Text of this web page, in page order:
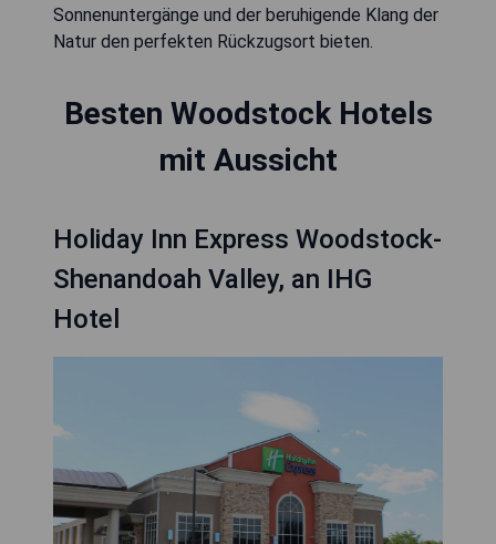
Sonnenuntergänge und der beruhigende Klang der
Natur den perfekten Rückzugsort bieten.
Besten Woodstock Hotels
mit Aussicht
Holiday Inn Express Woodstock-
Shenandoah Valley, an IHG
Hotel